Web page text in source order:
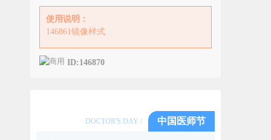
使用说明：
146861镜像样式
ID:146870
DOCTOR'S DAY / 中国医师节